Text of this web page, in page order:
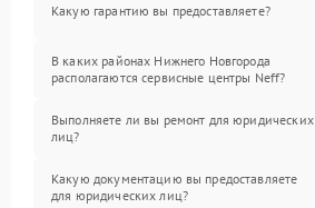
Какую гарантию вы предоставляете?
В каких районах Нижнего Новгорода
располагаются сервисные центры Neff?
Выполняете ли вы ремонт для юридических
лиц?
Какую документацию вы предоставляете
для юридических лиц?